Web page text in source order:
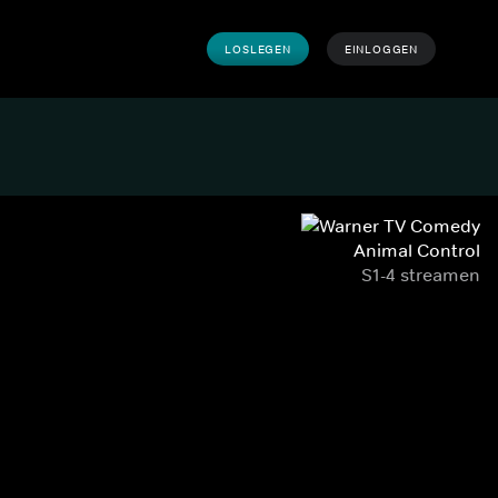
LOSLEGEN EINLOGGEN
Animal Control
S1-4 streamen